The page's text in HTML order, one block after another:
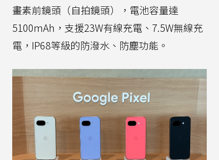
畫素前鏡頭（自拍鏡頭），電池容量達
5100mAh，支援23W有線充電、7.5W無線充
電，IP68等級的防潑水、防塵功能。